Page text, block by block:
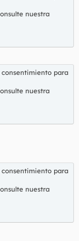
nuestra
consentimiento para
nuestra
consentimiento para
nuestra